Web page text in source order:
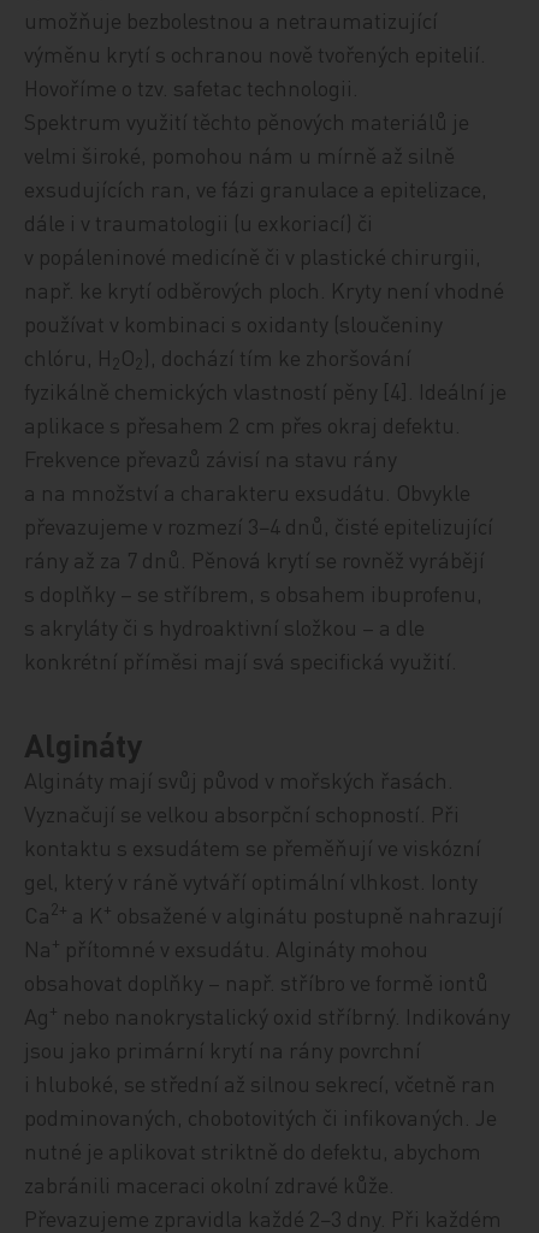
umožňuje bezbolestnou a netraumatizující
výměnu krytí s ochranou nově tvořených epitelií.
Hovoříme o tzv. safetac technologii.
Spektrum využití těchto pěnových ma­te­riá­lů je
velmi široké, pomohou nám u mír­ně až silně
exsudujících ran, ve fázi granulace a epitelizace,
dále i v traumatologii (u exkoriací) či
v popáleninové medicíně či v plastické chirurgii,
např. ke krytí odběrových ploch. Kryty není vhodné
používat v kombinaci s oxidanty (sloučeniny
chlóru, H 2O 2), dochází tím ke zhoršování
fyzikálně chemických vlastností pěny [4]. Ideální je
aplikace s přesahem 2 cm přes okraj defektu.
Frekvence převazů závisí na stavu rány
a na množství a charakteru exsudátu. Obvykle
převazujeme v rozmezí 3−4 dnů, čisté epitelizující
rány až za 7 dnů. Pěnová krytí se rovněž vyrábějí
s doplňky – se stříbrem, s obsahem ibuprofenu,
s akryláty či s hydroaktivní složkou – a dle
konkrétní příměsi mají svá specifická využití.
Algináty
Algináty mají svůj původ v mořských řasách.
Vyznačují se velkou absorpční schopností. Při
kontaktu s exsudátem se přeměňují ve viskózní
gel, který v ráně vytváří optimální vlhkost. Ionty
Ca 2+ a K+ obsažené v alginátu postupně nahrazují
Na+ přítomné v exsudátu. Algináty mohou
obsahovat doplňky – např. stříbro ve formě iontů
Ag+ nebo nanokrystalický oxid stříbrný. Indikovány
jsou jako primární krytí na rány povrchní
i hluboké, se střední až silnou sekrecí, včetně ran
podminovaných, chobotovitých či infikovaných. Je
nutné je aplikovat striktně do defektu, abychom
zabránili maceraci okolní zdravé kůže.
Převazujeme zpravidla každé 2−3 dny. Při každém